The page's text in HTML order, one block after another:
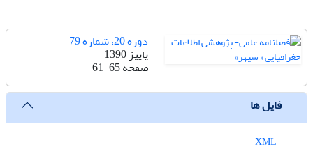
دوره 20، شماره 79
پاییز 1390
صفحه61-65
فایل ها